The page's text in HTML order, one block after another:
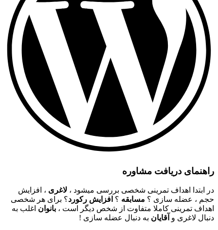
راهنمای دریافت مشاوره
در ابتدا اهداف تمرینی شخصی بررسی میشود ، لاغری ، افزایش
حجم ، عضله سازی ؟ مسابقه ؟ افزایش رکورد؟ برای هر شخصی
اهداف تمرینی کاملا متفاوت از شخص دیگر است ، بانوان اغلب به
دنبال لاغری و آقایان به دنبال عضله سازی !